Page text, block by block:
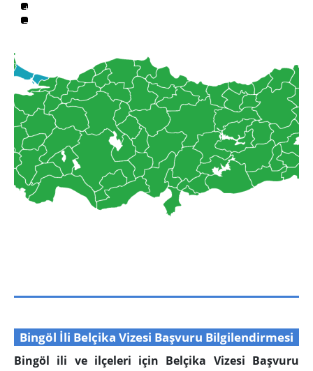
+
−
Bingöl İli Belçika Vizesi Başvuru Bilgilendirmesi
Bingöl ili ve ilçeleri için Belçika Vizesi Başvuru